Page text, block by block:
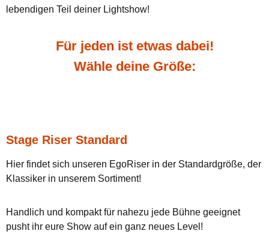
lebendigen Teil deiner Lightshow!
Für jeden ist etwas dabei!
Wähle deine Größe:
Stage Riser Standard
Hier findet sich unseren EgoRiser in der Standardgröße, der
Klassiker in unserem Sortiment!
Handlich und kompakt für nahezu jede Bühne geeignet
pusht ihr eure Show auf ein ganz neues Level!